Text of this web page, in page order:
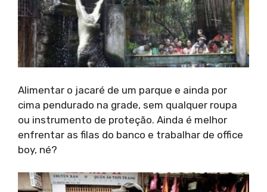
Alimentar o jacaré de um parque e ainda por
cima pendurado na grade, sem qualquer roupa
ou instrumento de proteção. Ainda é melhor
enfrentar as filas do banco e trabalhar de office
boy, né?